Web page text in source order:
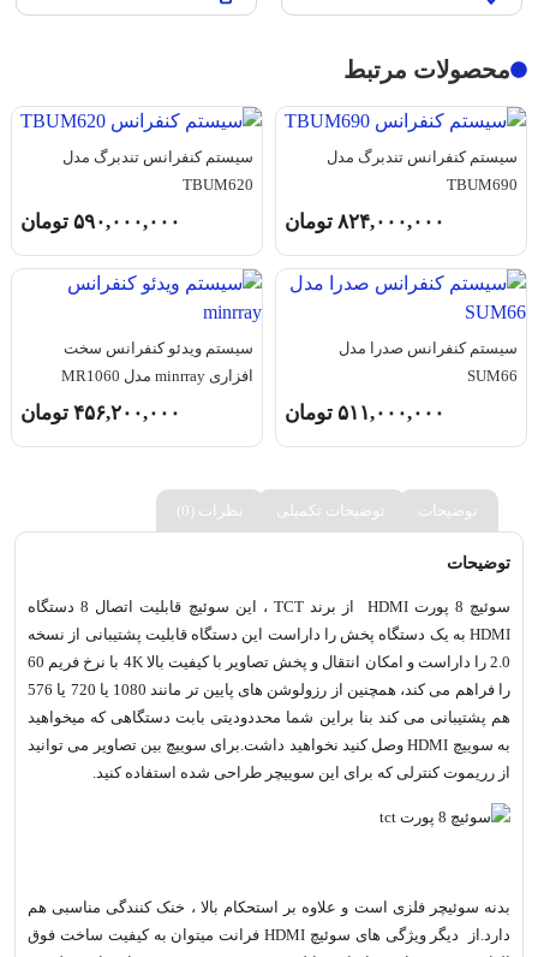
محصولات مرتبط
سیستم کنفرانس تندبرگ مدل
TBUM690
۸۲۴,۰۰۰,۰۰۰ تومان
سیستم کنفرانس تندبرگ مدل
TBUM620
۵۹۰,۰۰۰,۰۰۰ تومان
سیستم کنفرانس صدرا مدل
SUM66
۵۱۱,۰۰۰,۰۰۰ تومان
سیستم ویدئو کنفرانس سخت
افزاری minrray مدل MR1060
۴۵۶,۲۰۰,۰۰۰ تومان
توضیحات توضیحات تکمیلی نظرات (0)
توضیحات
سوئیچ 8 پورت HDMI از برند TCT ، این سوئیچ قابلیت اتصال 8 دستگاه
HDMI به یک دستگاه پخش را داراست این دستگاه قابلیت پشتیبانی از نسخه
2.0 را داراست و امکان انتقال و پخش تصاویر با کیفیت بالا 4K با نرخ فریم 60
را فراهم می کند، همچنین از رزولوشن های پایین تر مانند 1080 یا 720 یا 576
هم پشتیبانی می کند بنا براین شما محددودیتی بابت دستگاهی که میخواهید
به سوییچ HDMI وصل کنید نخواهید داشت.برای سوییچ بین تصاویر می توانید
از رریموت کنترلی که برای این سوییچر طراحی شده استفاده کنید.
بدنه سوئیچر فلزی است و علاوه بر استحکام بالا ، خنک کنندگی مناسبی هم
دارد.از دیگر ویژگی های سوئیچ HDMI فرانت میتوان به کیفیت ساخت فوق